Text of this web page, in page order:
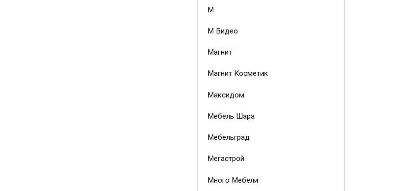
М
М Видео
Магнит
Магнит Косметик
Максидом
Мебель Шара
Мебельград
Мегастрой
Много Мебели